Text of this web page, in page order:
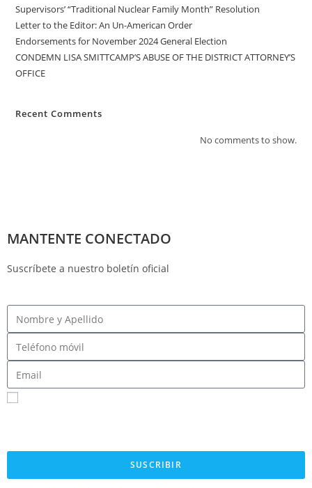
Supervisors’ “Traditional Nuclear Family Month” Resolution
Letter to the Editor: An Un-American Order
Endorsements for November 2024 General Election
CONDEMN LISA SMITTCAMP’S ABUSE OF THE DISTRICT ATTORNEY’S
OFFICE
Recent Comments
No comments to show.
MANTENTE CONECTADO
Suscríbete a nuestro boletín oficial
SUSCRIBIR